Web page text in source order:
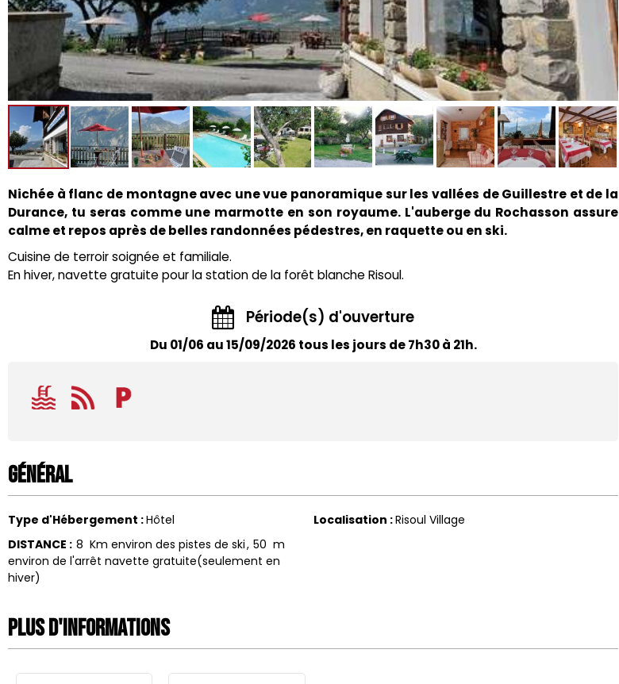
Nichée à flanc de montagne avec une vue panoramique sur les vallées de Guillestre et de la
Durance, tu seras comme une marmotte en son royaume. L'auberge du Rochasson assure
calme et repos après de belles randonnées pédestres, en raquette ou en ski.
Cuisine de terroir soignée et familiale.
En hiver, navette gratuite pour la station de la forêt blanche Risoul.
Période(s) d'ouverture
Du 01/06 au 15/09/2026 tous les jours de 7h30 à 21h.
Général
Type d'Hébergement :Hôtel Localisation :Risoul Village
DISTANCE : 8 Km environ des pistes de ski 50 m
environ de l'arrêt navette gratuite(seulement en
hiver)
Plus d'informations